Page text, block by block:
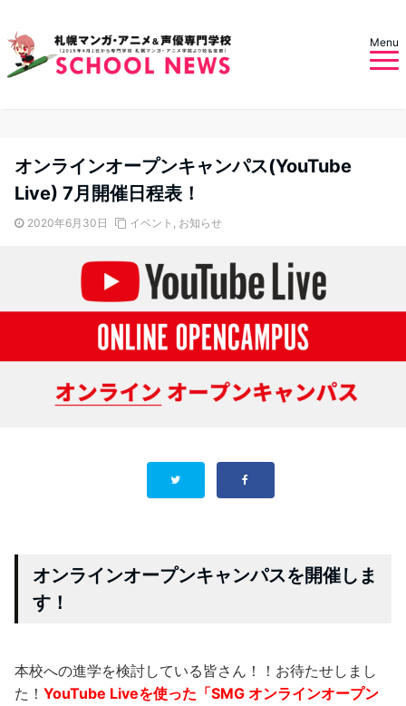
Menu
オンラインオープンキャンパス(YouTube
Live) 7月開催日程表！
2020年6月30日 イベント , お知らせ
オンラインオープンキャンパスを開催しま
す！
本校への進学を検討している皆さん！！お待たせしまし
た！ YouTube Liveを使った「SMG オンラインオープン